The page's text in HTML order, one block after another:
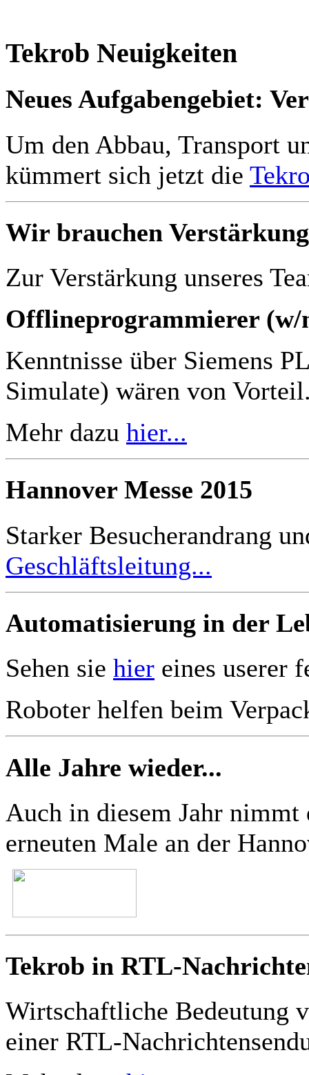
Tekrob Neuigkeiten
Neues Aufgabengebiet:
Um den Abbau, Transport
kümmert sich jetzt die
Wir brauchen
Zur Verstärkung unseres
Offlineprogrammierer
Kenntnisse über Siemens
Simulate) wären von
Mehr dazu hier...
Hannover Messe 2015
Starker Besucherandrang
Geschläftsleitung...
Automatisierung in der
Sehen sie hier eines userer
Roboter helfen beim
Alle Jahre wieder...
Auch in diesem Jahr
erneuten Male an der
Tekrob in RTL-
Wirtschaftliche Bedeutung
einer RTL-